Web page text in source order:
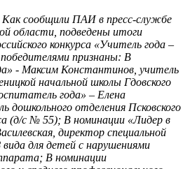
Как сообщили ПАИ в пресс-службе
области, подведены итоги
конкурса «Учитель года –
признаны: В
- Максим Константинов, учитель
начальной школы Гдовского
года» – Елена
дошкольного отделения Псковского
(д/с № 55); В номинации «Лидер в
директор специальной
для детей с нарушениями
В номинации